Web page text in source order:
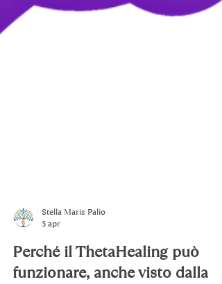
Stella Maris Palio